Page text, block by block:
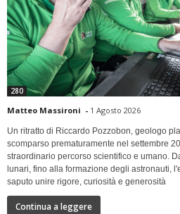
280
Matteo Massironi - 1 Agosto 2026
Un ritratto di Riccardo Pozzobon, geologo
scomparso prematuramente nel settembre
straordinario percorso scientifico e umano.
lunari, fino alla formazione degli astronauti,
saputo unire rigore, curiosità e generosità
Continua a leggere